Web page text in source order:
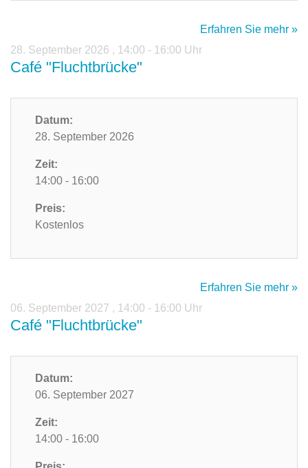
Erfahren Sie mehr »
28. September 2026 , 14:00 - 16:00 Uhr
Café "Fluchtbrücke"
Datum:
28. September 2026
Zeit:
14:00 - 16:00
Preis:
Kostenlos
Erfahren Sie mehr »
06. September 2027 , 14:00 - 16:00 Uhr
Café "Fluchtbrücke"
Datum:
06. September 2027
Zeit:
14:00 - 16:00